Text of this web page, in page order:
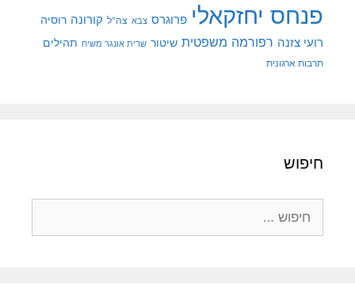
פנחס יחזקאלי פרוגרס צבא צה"ל קורונה רוסיה
רועי צזנה רפורמה משפטית שיטור שרית אונגר משיח תהילים
תרבות ארגונית
חיפוש